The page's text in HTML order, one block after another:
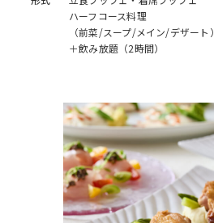
ハーフコース料理
（前菜/スープ/メイン/デザート）
＋飲み放題（2時間）